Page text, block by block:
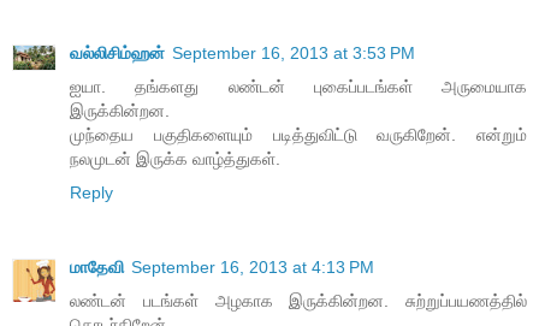
வல்லிசிம்ஹன் September 16, 2013 at 3:53 PM
ஐயா. தங்களது லண்டன் புகைப்படங்கள் அருமையாக
இருக்கின்றன.
முந்தைய பகுதிகளையும் படித்துவிட்டு வருகிறேன். என்றும்
நலமுடன் இருக்க வாழ்த்துகள்.
Reply
மாதேவி September 16, 2013 at 4:13 PM
லண்டன் படங்கள் அழகாக இருக்கின்றன. சுற்றுப்பயணத்தில்